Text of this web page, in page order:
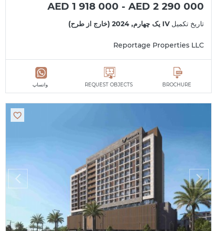
AED 1 918 000 - AED 2 290 000
تاریخ تکمیلIV یک چهارم, 2024 (خارج از طرح)
Reportage Properties LLC
BROCHURE
REQUEST OBJECTS واتساپ